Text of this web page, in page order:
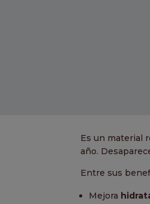
Es un material
año.
Entre sus
Mejora